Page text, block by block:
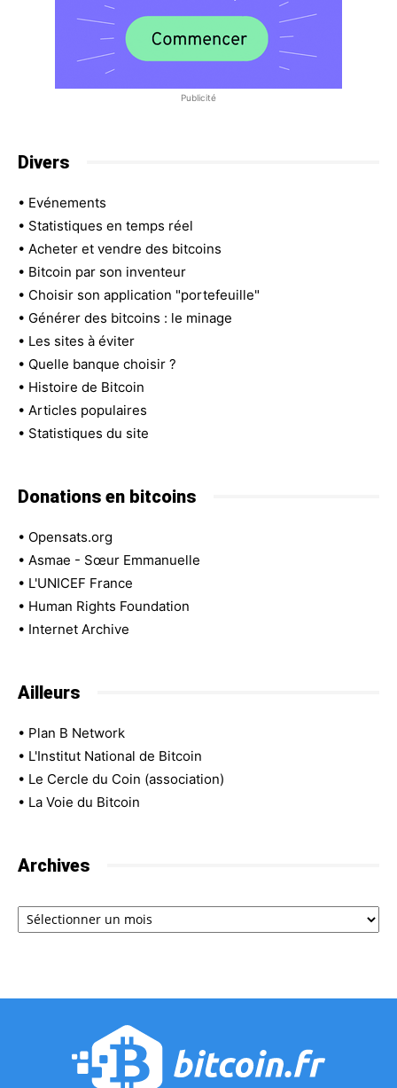
Publicité
Divers
• Evénements
• Statistiques en temps réel
• Acheter et vendre des bitcoins
• Bitcoin par son inventeur
• Choisir son application "portefeuille"
• Générer des bitcoins : le minage
• Les sites à éviter
• Quelle banque choisir ?
• Histoire de Bitcoin
• Articles populaires
• Statistiques du site
Donations en bitcoins
• Opensats.org
• Asmae - Sœur Emmanuelle
• L'UNICEF France
• Human Rights Foundation
• Internet Archive
Ailleurs
• Plan B Network
• L'Institut National de Bitcoin
• Le Cercle du Coin (association)
• La Voie du Bitcoin
Archives
Archives